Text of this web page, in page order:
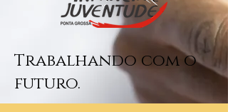
Trabalhando com o
futuro.